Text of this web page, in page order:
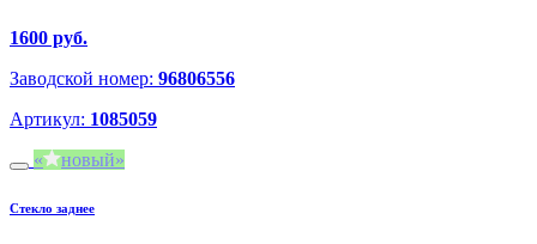
1600 руб.
Заводской номер: 96806556
Артикул: 1085059
новый
Стекло заднее